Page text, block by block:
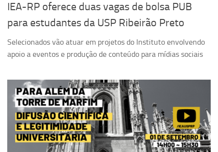
Grupo de Estudos Avançados em Tecnologia e Informação
em Saúde com foco em Populações Vulneráveis
Grupos de estudo encerrados
Criminologia Experimental e Segurança Pública
Direito e Tecnologia (Tech Law)
Grupo de Pesquisa GPUBLIC – Centro de Estudos em Gestão
e Políticas Públicas Contemporâneas
Grupos de pesquisa encerrados
IEA-RP oferece duas vagas de bolsa PUB
para estudantes da USP Ribeirão Preto
Selecionados vão atuar em projetos do Instituto envolvendo
apoio a eventos e produção de conteúdo para mídias sociais